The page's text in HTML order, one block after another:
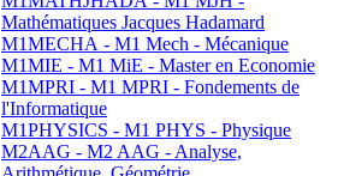
Mathématiques Jacques Hadamard
M1MECHA - M1 Mech - Mécanique
M1MIE - M1 MiE - Master en Economie
M1MPRI - M1 MPRI - Fondements de
l'Informatique
M1PHYSICS - M1 PHYS - Physique
M2AAG - M2 AAG - Analyse,